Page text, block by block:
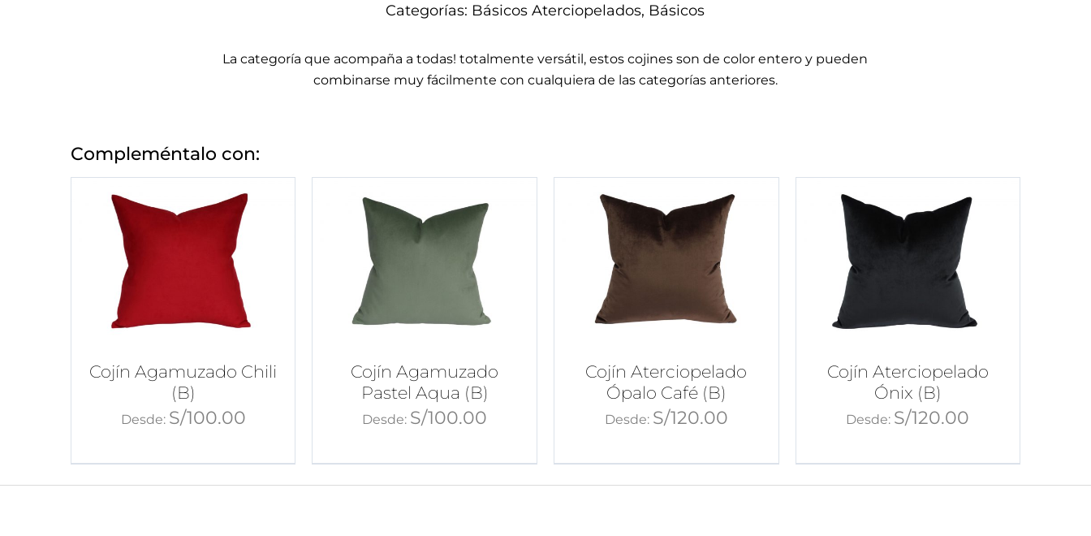
Categorías: Básicos Aterciopelados, Básicos
La categoría que acompaña a todas! totalmente versátil, estos cojines son de color entero y pueden
combinarse muy fácilmente con cualquiera de las categorías anteriores.
Compleméntalo con:
Cojín Agamuzado Chili
(B)
Desde: S/100.00
Cojín Agamuzado
Pastel Aqua (B)
Desde: S/100.00
Cojín Aterciopelado
Ópalo Café (B)
Desde: S/120.00
Cojín Aterciopelado
Ónix (B)
Desde: S/120.00